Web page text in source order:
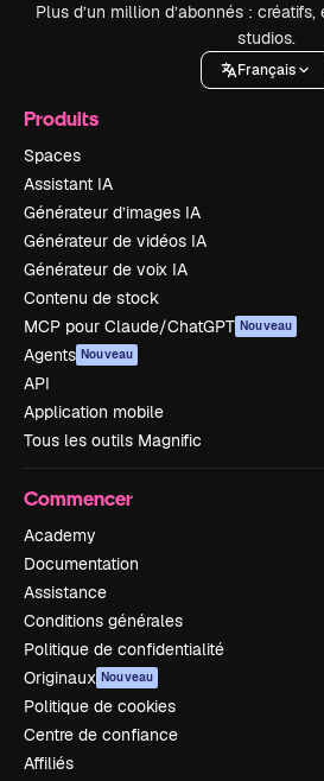
Plus d’un million d’abonnés :
studios.
Français
Produits
Spaces
Assistant IA
Générateur d’images IA
Générateur de vidéos IA
Générateur de voix IA
Contenu de stock
MCP pour Claude/ChatGPT Nouveau
Agents Nouveau
API
Application mobile
Tous les outils Magnific
Commencer
Academy
Documentation
Assistance
Conditions générales
Politique de confidentialité
Originaux Nouveau
Politique de cookies
Centre de confiance
Affiliés